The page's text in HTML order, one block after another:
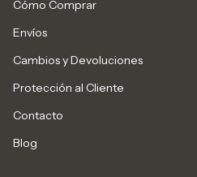
Cómo Comprar
Envíos
Cambios y Devoluciones
Protección al Cliente
Contacto
Blog